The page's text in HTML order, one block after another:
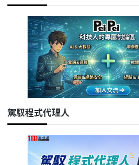
駕馭程式代理人